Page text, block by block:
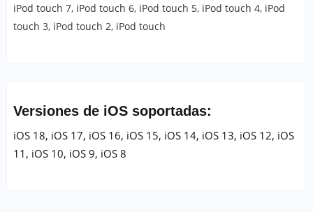
iPod touch 7, iPod touch 6, iPod touch 5, iPod touch 4, iPod
touch 3, iPod touch 2, iPod touch
Versiones de iOS soportadas:
iOS 18, iOS 17, iOS 16, iOS 15, iOS 14, iOS 13, iOS 12, iOS
11, iOS 10, iOS 9, iOS 8